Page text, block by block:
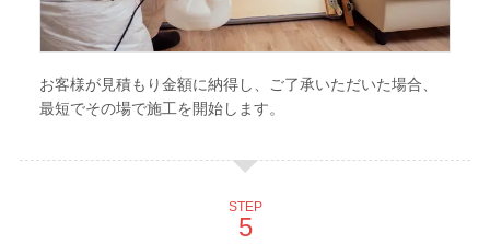
お客様が見積もり金額に納得し、ご了承いただいた場合、
最短でその場で施工を開始します。
STEP